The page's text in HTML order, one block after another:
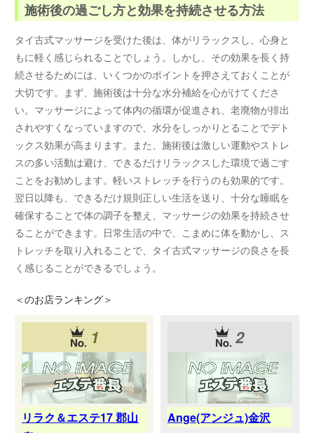
施術後の過ごし方と効果を持続させる方法
タイ古式マッサージを受けた後は、体がリラックスし、心身と
もに軽く感じられることでしょう。しかし、その効果を長く持
続させるためには、いくつかのポイントを押さえておくことが
大切です。まず、施術後は十分な水分補給を心がけてくださ
い。マッサージによって体内の循環が促進され、老廃物が排出
されやすくなっていますので、水分をしっかりとることでデト
ックス効果が高まります。また、施術後は激しい運動やストレ
スの多い活動は避け、できるだけリラックスした環境で過ごす
ことをお勧めします。軽いストレッチを行うのも効果的です。
翌日以降も、できるだけ規則正しい生活を送り、十分な睡眠を
確保することで体の調子を整え、マッサージの効果を持続させ
ることができます。日常生活の中で、こまめに体を動かし、ス
トレッチを取り入れることで、タイ古式マッサージの良さを長
く感じることができるでしょう。
＜のお店ランキング＞
1
リラク＆エステ17 郡山
2
Ange(アンジュ)金沢